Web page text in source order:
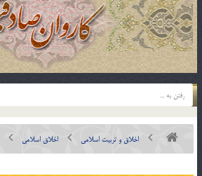
اخلاق و تربیت اسلامی اخلاق اسلامی